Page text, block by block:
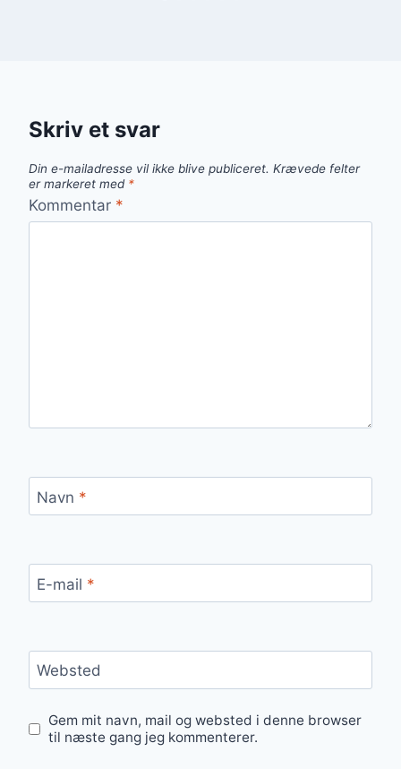
Skriv et svar
Din e-mailadresse vil ikke blive publiceret. Krævede felter
er markeret med *
Kommentar *
Navn *
E-mail *
Websted
Gem mit navn, mail og websted i denne browser
til næste gang jeg kommenterer.